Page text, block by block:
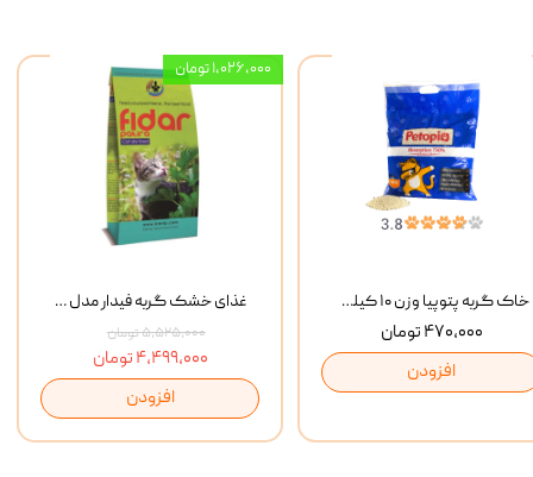
غذای خشک گربه فیدار مدل Adult وزن 10 کیلوگرم
۵,۵۲۵,۰۰۰ تومان
۴,۴۹۹,۰۰۰ تومان
افزودن
۱,۰۲۶,۰۰۰ تومان
خاک گربه پتوپیا وزن ۱۰ کیلوگرم
۴۷۰,۰۰۰ تومان
افزودن